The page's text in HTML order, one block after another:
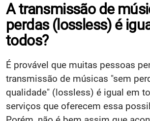
A transmissão de
perdas (lossless) é
todos?
É provável que muitas pessoas
transmissão de músicas "sem
qualidade" (lossless) é igual em
serviços que oferecem essa